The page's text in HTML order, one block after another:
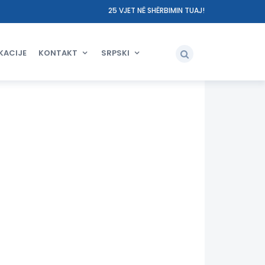
25 VJET NË SHËRBIMIN TUAJ!
KONTAKT SRPSKI